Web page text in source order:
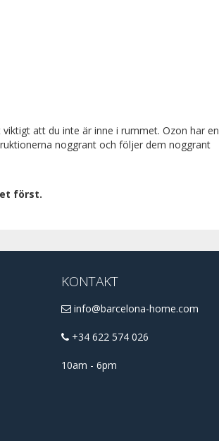
att du inte är inne i rummet. Ozon har en
noggrant och följer dem noggrant
först.
KONTAKT
info@barcelona-home.com
+34 622 574 026
10am - 6pm